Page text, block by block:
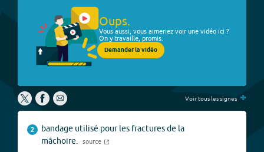
Oups.
Vous aussi, vous aimeriez voir une vidéo ici ?
On y travaille, promis.
Demander la vidéo
Voir tous les signes +
2
bandage utilisé pour les fractures de la
mâchoire.
source